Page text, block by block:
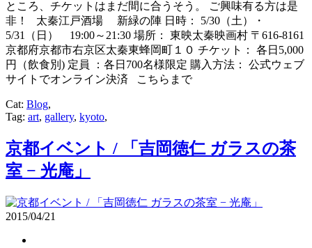
ところ、チケットはまだ間に合うそう。 ご興味有る方は是
非！ 太秦江戸酒場 新緑の陣 日時： 5/30（土）・
5/31（日） 19:00～21:30 場所： 東映太秦映画村 〒616-8161
京都府京都市右京区太秦東蜂岡町１０ チケット： 各日5,000
円（飲食別) 定員 ：各日700名様限定 購入方法： 公式ウェブ
サイトでオンライン決済 こちらまで
Cat: Blog,
Tag: art, gallery, kyoto,
京都イベント / 「吉岡徳仁 ガラスの茶
室 − 光庵」
2015/04/21